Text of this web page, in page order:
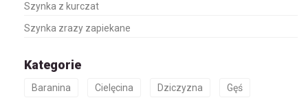
Szynka z kurczat
Szynka zrazy zapiekane
Kategorie
Baranina Cielęcina Dziczyzna Gęś